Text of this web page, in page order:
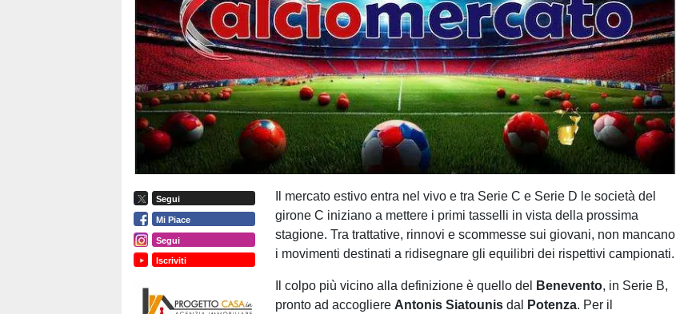
Segui
Mi Piace
Segui
Iscriviti
Il mercato estivo entra nel vivo e tra Serie C e Serie D le società del
girone C iniziano a mettere i primi tasselli in vista della prossima
stagione. Tra trattative, rinnovi e scommesse sui giovani, non mancano
i movimenti destinati a ridisegnare gli equilibri dei rispettivi campionati.
Il colpo più vicino alla definizione è quello del Benevento, in Serie B,
pronto ad accogliere Antonis Siatounis dal Potenza. Per il